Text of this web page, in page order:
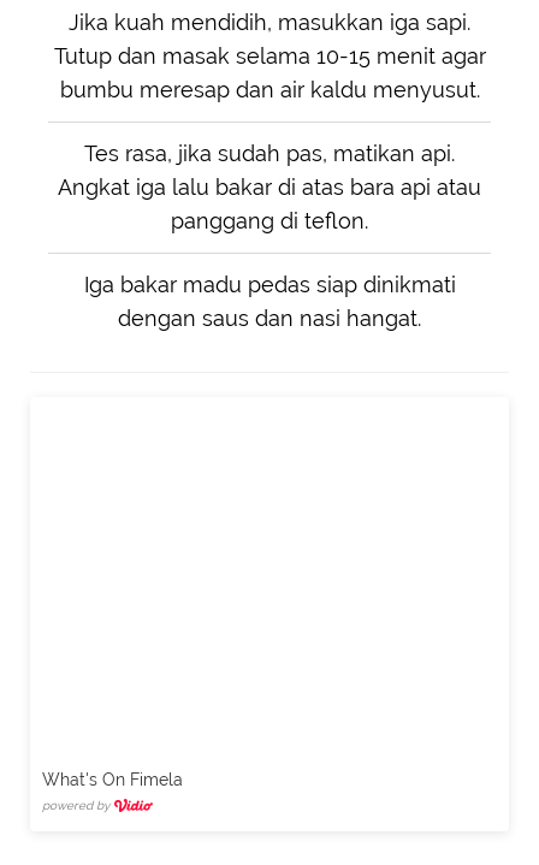
Jika kuah mendidih, masukkan iga sapi.
Tutup dan masak selama 10-15 menit agar
bumbu meresap dan air kaldu menyusut.
Tes rasa, jika sudah pas, matikan api.
Angkat iga lalu bakar di atas bara api atau
panggang di teflon.
Iga bakar madu pedas siap dinikmati
dengan saus dan nasi hangat.
What's On Fimela
powered by